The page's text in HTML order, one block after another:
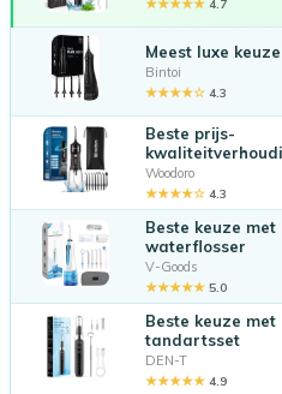
4.7
Meest luxe keuze
Bintoi
★★★★☆ 4.3
Beste prijs-
Woodoro
★★★★☆ 4.3
Beste keuze met
waterflosser
V-Goods
★★★★★ 5.0
Beste keuze met
tandartsset
DEN-T
★★★★★ 4.9